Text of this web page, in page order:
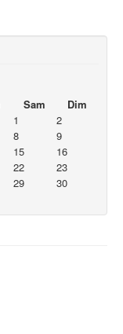
Sam
Dim
1
2
8
9
15
16
22
23
29
30